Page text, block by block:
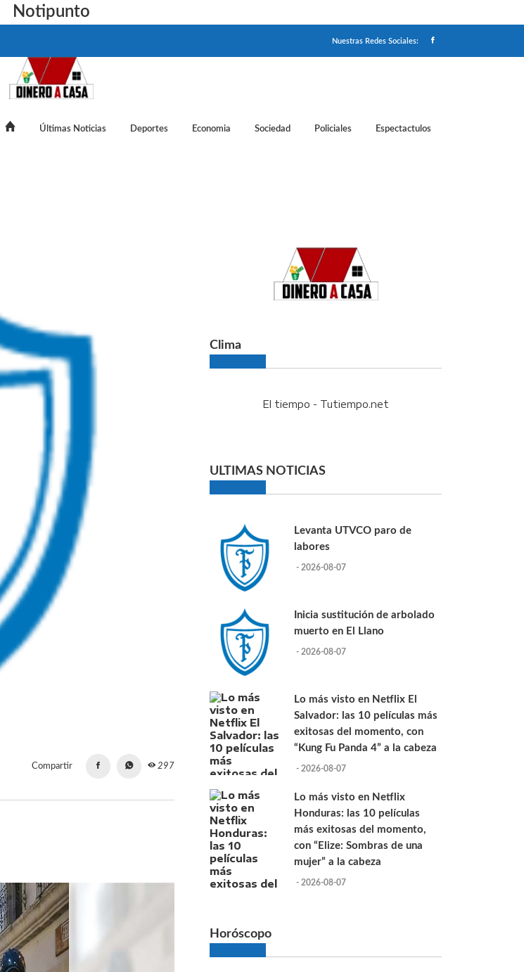
Notipunto
Nuestras Redes Sociales:
Últimas Noticias Deportes Economia Sociedad Policiales Espectactulos
Compartir 297
Clima
El tiempo - Tutiempo.net
ULTIMAS NOTICIAS
Levanta UTVCO paro de
labores
- 2026-08-07
Inicia sustitución de arbolado
muerto en El Llano
- 2026-08-07
Lo más visto en Netflix El
Salvador: las 10 películas más
exitosas del momento, con
“Kung Fu Panda 4” a la cabeza
- 2026-08-07
Lo más visto en Netflix
Honduras: las 10 películas
más exitosas del momento,
con “Elize: Sombras de una
mujer” a la cabeza
- 2026-08-07
Horóscopo